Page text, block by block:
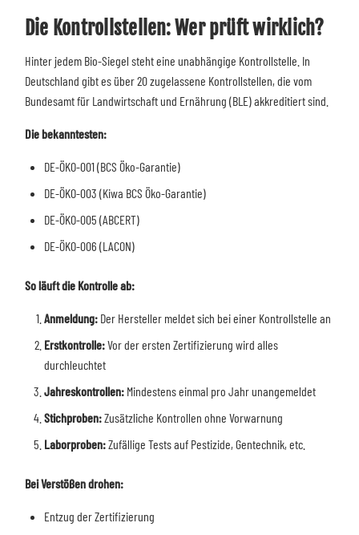
Die Kontrollstellen: Wer prüft wirklich?
Hinter jedem Bio-Siegel steht eine unabhängige Kontrollstelle. In
Deutschland gibt es über 20 zugelassene Kontrollstellen, die vom
Bundesamt für Landwirtschaft und Ernährung (BLE) akkreditiert sind.
Die bekanntesten:
DE-ÖKO-001 (BCS Öko-Garantie)
DE-ÖKO-003 (Kiwa BCS Öko-Garantie)
DE-ÖKO-005 (ABCERT)
DE-ÖKO-006 (LACON)
So läuft die Kontrolle ab:
Anmeldung: Der Hersteller meldet sich bei einer Kontrollstelle an
Erstkontrolle:Vor der ersten Zertifizierung wird alles
durchleuchtet
Jahreskontrollen: Mindestens einmal pro Jahr unangemeldet
Stichproben:Zusätzliche Kontrollen ohne Vorwarnung
Laborproben:Zufällige Tests auf Pestizide, Gentechnik, etc.
Bei Verstößen drohen:
Entzug der Zertifizierung